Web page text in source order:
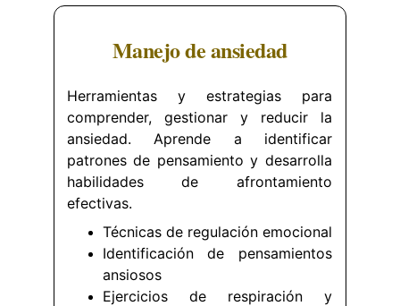
Manejo de ansiedad
Herramientas y estrategias para
comprender, gestionar y reducir la
ansiedad. Aprende a identificar
patrones de pensamiento y desarrolla
habilidades de afrontamiento
efectivas.
Técnicas de regulación emocional
Identificación de pensamientos
ansiosos
Ejercicios de respiración y